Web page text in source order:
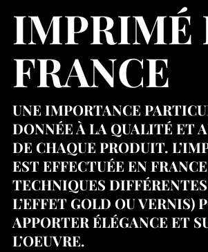
IMPRIMÉ
FRANCE
UNE IMPORTANCE
DONNÉE À LA QUALITÉ ET
DE CHAQUE PRODUIT.
EST EFFECTUÉE EN
TECHNIQUES
L’EFFET GOLD OU VERNIS)
APPORTER ÉLÉGANCE ET
L’OEUVRE.